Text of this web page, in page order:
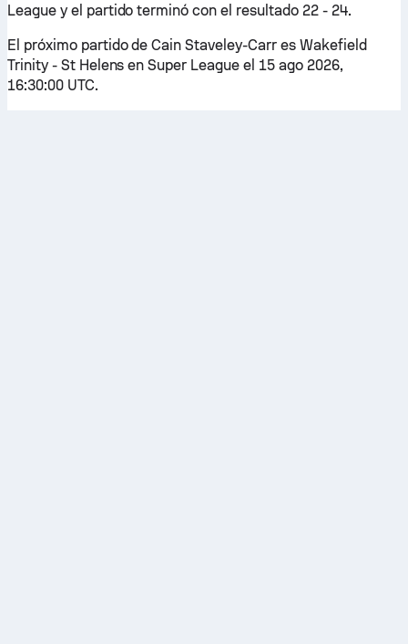
League y el partido terminó con el resultado 22 - 24.
El próximo partido de Cain Staveley-Carr es Wakefield
Trinity - St Helens en Super League el 15 ago 2026,
16:30:00 UTC.